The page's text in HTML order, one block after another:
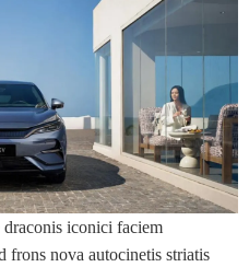
iconici faciem
frons nova autocinetis striatis